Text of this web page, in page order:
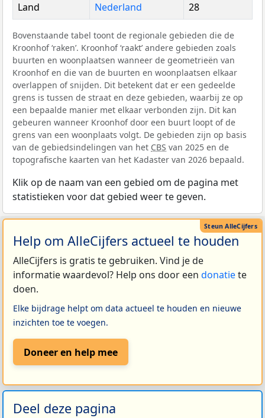
Land Nederland 28
Bovenstaande tabel toont de regionale gebieden die de
Kroonhof ‘raken’. Kroonhof ‘raakt’ andere gebieden zoals
buurten en woonplaatsen wanneer de geometrieën van
Kroonhof en die van de buurten en woonplaatsen elkaar
overlappen of snijden. Dit betekent dat er een gedeelde
grens is tussen de straat en deze gebieden, waarbij ze op
een bepaalde manier met elkaar verbonden zijn. Dit kan
gebeuren wanneer Kroonhof door een buurt loopt of de
grens van een woonplaats volgt. De gebieden zijn op basis
van de gebiedsindelingen van het CBS van 2025 en de
topografische kaarten van het Kadaster van 2026 bepaald.
Klik op de naam van een gebied om de pagina met
statistieken voor dat gebied weer te geven.
Help om AlleCijfers actueel te houden
AlleCijfers is gratis te gebruiken. Vind je de
informatie waardevol? Help ons door een donatiete
doen.
Elke bijdrage helpt om data actueel te houden en nieuwe
inzichten toe te voegen.
Doneer en help mee
Deel deze pagina